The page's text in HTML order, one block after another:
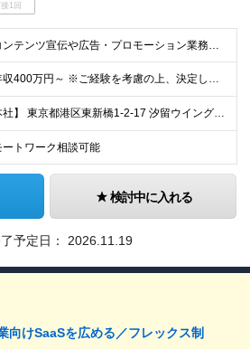
1回
◆コンテンツ宣伝や広告・プロモーション業務の実務経験が5年以上ある方 ◆宣伝施策の企画から実行・効果検証までの一貫して担当した経験がある方 ◆関係者調整やプロジェクト管理のスキル（制作進行管理含む）を
◆年収400万円～ ※ご経験を考慮の上、決定します ※決算賞与あり ≪年収例≫ ◆メンバー：年収400万〜600万 ◆マネージャー：年収600万〜1000万
【本社】 東京都港区東新橋1-2-17 汐留ウイング13階 (変更の範囲)上記を除く当社関連勤務地
ートワーク相談可能
検討中に入れる
予定日： 2026.11.19
向けSaaSを広める／フレックス制